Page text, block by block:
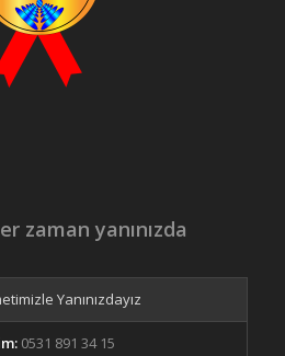
zaman yanınızda
Yanınızdayız
0531 891 34 15